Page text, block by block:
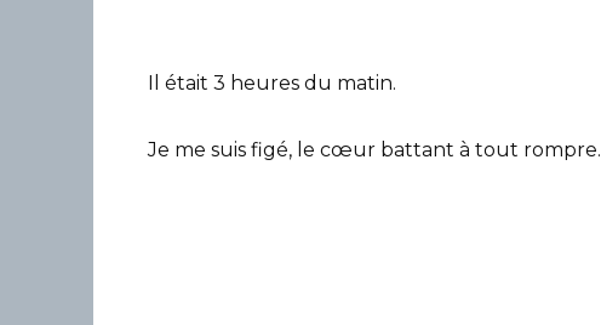
Il était 3 heures du matin.
Je me suis figé, le cœur battant à tout rompre.